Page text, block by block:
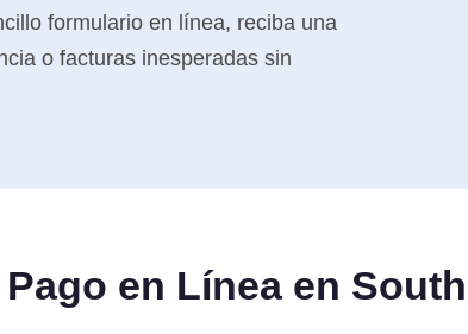
formulario en línea, reciba una
o facturas inesperadas sin
en Línea en